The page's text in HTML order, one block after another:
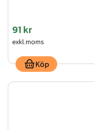
91 kr
exkl.moms
Köp